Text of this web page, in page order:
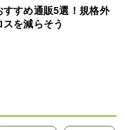
すすめ通販5選！規格外
を減らそう